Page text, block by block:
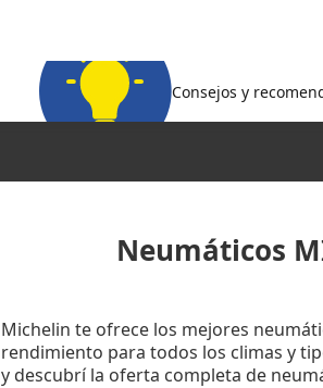
Consejos y
Neumáticos
Michelin te ofrece los mejores
rendimiento para todos los climas y
y descubrí la oferta completa de